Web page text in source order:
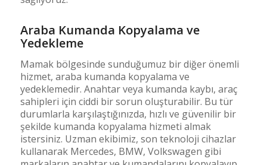
Araba Kumanda Kopyalama ve
Yedekleme
Mamak bölgesinde sunduğumuz bir diğer önemli
hizmet, araba kumanda kopyalama ve
yedeklemedir. Anahtar veya kumanda kaybı, araç
sahipleri için ciddi bir sorun oluşturabilir. Bu tür
durumlarla karşılaştığınızda, hızlı ve güvenilir bir
şekilde kumanda kopyalama hizmeti almak
istersiniz. Uzman ekibimiz, son teknoloji cihazlar
kullanarak Mercedes, BMW, Volkswagen gibi